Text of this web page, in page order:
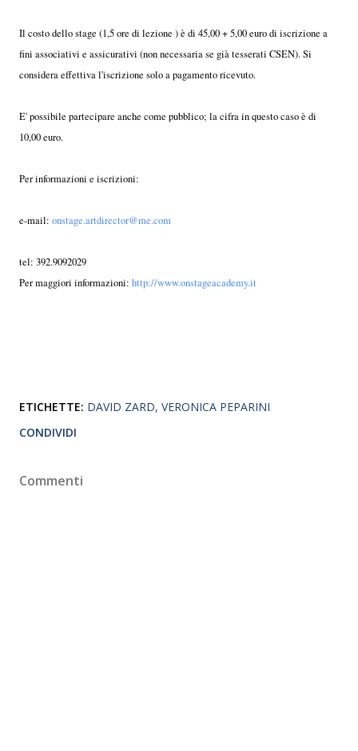
Il costo dello stage (1,5 ore di lezione ) è di 45,00 + 5,00 euro di iscrizione a
fini associativi e assicurativi (non necessaria se già tesserati CSEN). Si
considera effettiva l'iscrizione solo a pagamento ricevuto.
E' possibile partecipare anche come pubblico; la cifra in questo caso è di
10,00 euro.
Per informazioni e iscrizioni:
e-mail: onstage.artdirector@me.com
tel: 392.9092029
Per maggiori informazioni: http://www.onstageacademy.it
ETICHETTE: DAVID ZARD VERONICA PEPARINI
CONDIVIDI
Commenti